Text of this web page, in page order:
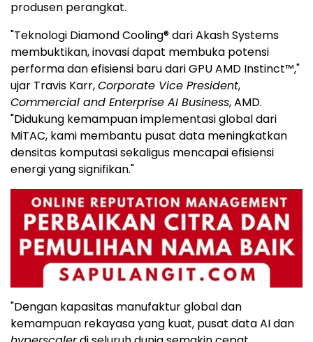
produsen perangkat.
"Teknologi Diamond Cooling® dari Akash Systems
membuktikan, inovasi dapat membuka potensi
performa dan efisiensi baru dari GPU AMD Instinct™,"
ujar Travis Karr,Corporate Vice President,
Commercial and Enterprise AI Business, AMD.
"Didukung kemampuan implementasi global dari
MiTAC, kami membantu pusat data meningkatkan
densitas komputasi sekaligus mencapai efisiensi
energi yang signifikan."
"Dengan kapasitas manufaktur global dan
kemampuan rekayasa yang kuat, pusat data AI dan